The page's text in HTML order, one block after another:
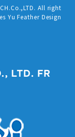
All right
Yu Feather Design
LTD. FR